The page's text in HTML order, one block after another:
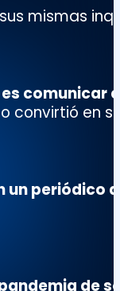
mismas
comunicar
convirtió en
un periódico
de